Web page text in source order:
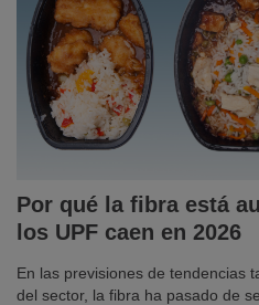
Por qué la fibra está
los UPF caen en 2026
En las previsiones de tendencias
del sector, la fibra ha pasado de